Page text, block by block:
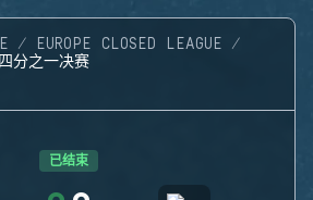
EUROPE CLOSED LEAGUE
分之一决赛
已结束